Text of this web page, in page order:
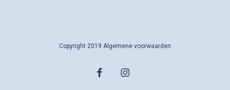
Copyright 2019 Algemene voorwaarden
facebookinstagram